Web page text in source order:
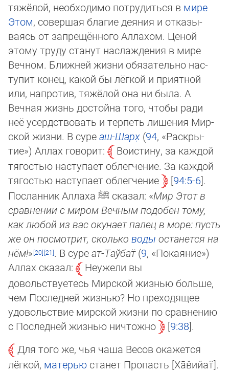
тяжёлой, необходимо потрудиться в мире
Этом, совершая благие деяния и от­ка­зы­
ваясь от запрещённого Ал­ла­хом. Ценой
этому труду станут наслаждения в мире
Вечном. Ближней жизни обяза­тель­но нас­
тупит конец, какой бы лёг­кой и при­ят­ной
или, напротив, тяжёлой она ни была. А
Вечная жизнь достойна того, чтобы ради
неё усердствовать и тер­петь ли­ше­ния Мир­
ской жизни. В суреаш-Шарх̣ (94, «Рас­кры­
тие») Аллах говорит:
Воистину, за каждой
тягостью насту­па­ет об­лег­чение. За каждой
тягостью насту­па­ет об­лег­че­ние
94:5-6 .
Посланник Аллаха ﷺ сказал: «Мир Этот в
сравнении с ми­ром Веч­ным по­до­бен тому,
как любой из вас окунает палец в море: пусть
же он посмотрит, сколько воды останется на
нём!» . В суреат-Таў­бат̈(9, «По­кая­ние»)
Аллах сказал:
Неужели вы
довольствуетесь Мирской жизнью больше,
чем Пос­лед­ней жиз­нью? Но пре­хо­дя­щее
удовольствие мирской жизни по сравнению
с Последней жизнью нич­тож­но
9:38 .
Для того же, чья чаша Весов окажется
лёгкой, матерью станет Пропасть [Ха̄в̌ийат̈].